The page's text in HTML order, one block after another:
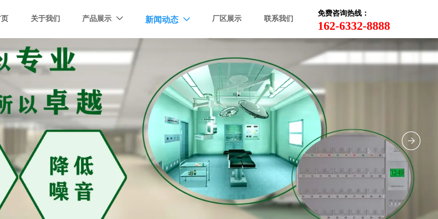
关于我们 产品展示  新闻动态  厂区展示 联系我们
免费咨询热线：
162-6332-8888